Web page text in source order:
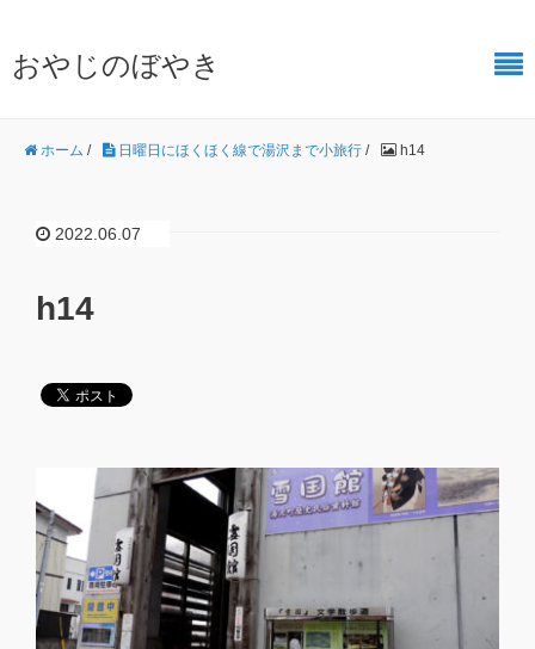
おやじのぼやき
ホーム / 日曜日にほくほく線で湯沢まで小旅行 / h14
2022.06.07
h14